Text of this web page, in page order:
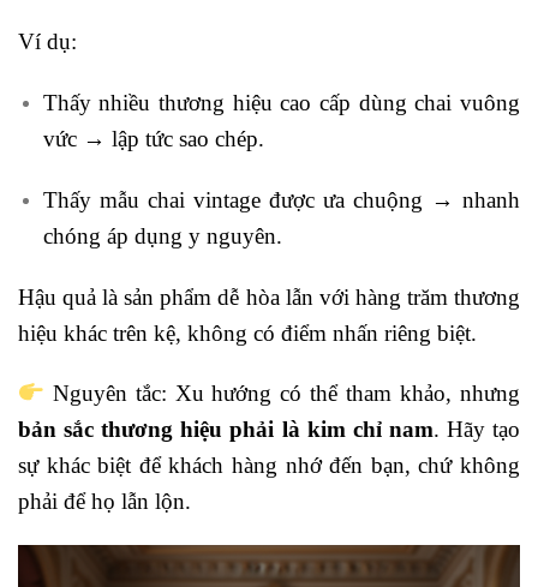
Ví dụ:
Thấy nhiều thương hiệu cao cấp dùng chai vuông
vức → lập tức sao chép.
Thấy mẫu chai vintage được ưa chuộng → nhanh
chóng áp dụng y nguyên.
Hậu quả là sản phẩm dễ hòa lẫn với hàng trăm thương
hiệu khác trên kệ, không có điểm nhấn riêng biệt.
Nguyên tắc: Xu hướng có thể tham khảo, nhưng
bản sắc thương hiệu phải là kim chỉ nam. Hãy tạo
sự khác biệt để khách hàng nhớ đến bạn, chứ không
phải để họ lẫn lộn.